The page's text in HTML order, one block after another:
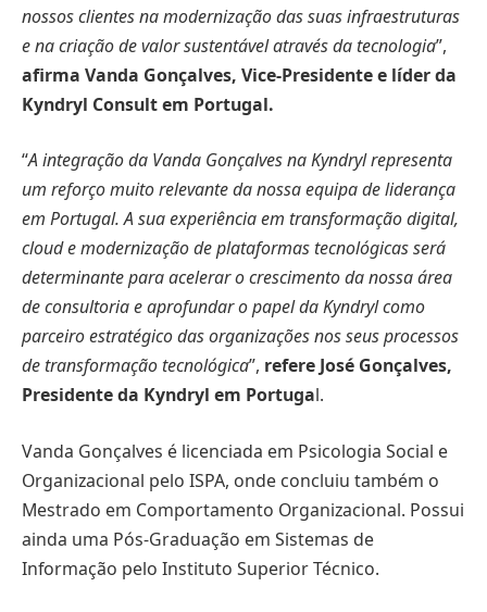
nossos clientes na modernização das suas infraestruturas
e na criação de valor sustentável através da tecnologia”,
afirma Vanda Gonçalves, Vice-Presidente e líder da
Kyndryl Consult em Portugal.
“A integração da Vanda Gonçalves na Kyndryl representa
um reforço muito relevante da nossa equipa de liderança
em Portugal. A sua experiência em transformação digital,
cloud e modernização de plataformas tecnológicas será
determinante para acelerar o crescimento da nossa área
de consultoria e aprofundar o papel da Kyndryl como
parceiro estratégico das organizações nos seus processos
de transformação tecnológica”, refere José Gonçalves,
Presidente da Kyndryl em Portugal.
Vanda Gonçalves é licenciada em Psicologia Social e
Organizacional pelo ISPA, onde concluiu também o
Mestrado em Comportamento Organizacional. Possui
ainda uma Pós-Graduação em Sistemas de
Informação pelo Instituto Superior Técnico.